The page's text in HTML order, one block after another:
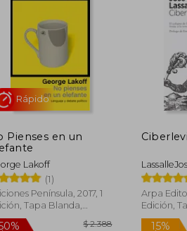
Pienses en un
Lakoff
(1)
Península, 2017, 1
Tapa Blanda,
Arpa
Edición,
Nuevo